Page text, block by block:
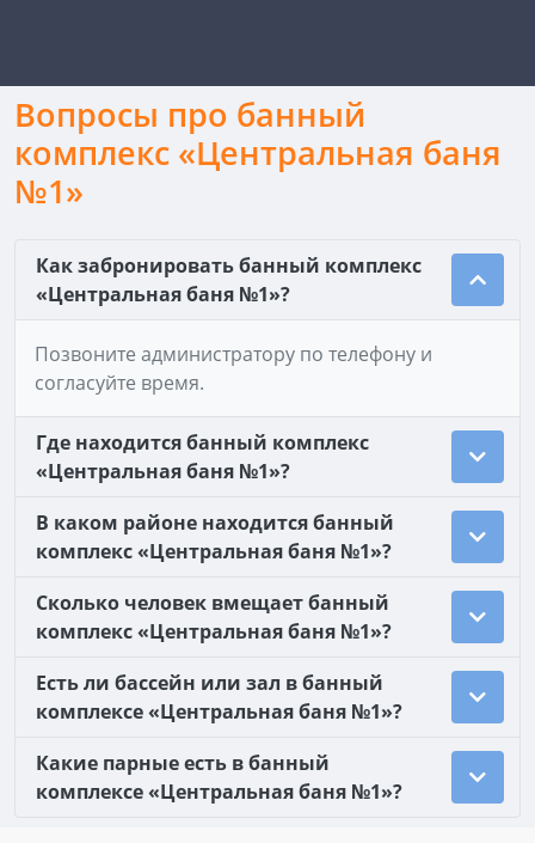
Вопросы про банный
комплекс «Центральная баня
№1»
Как забронировать банный комплекс
«Центральная баня №1»?
Позвоните администратору по телефону и
согласуйте время.
Где находится банный комплекс
«Центральная баня №1»?
В каком районе находится банный
комплекс «Центральная баня №1»?
Сколько человек вмещает банный
комплекс «Центральная баня №1»?
Есть ли бассейн или зал в банный
комплексе «Центральная баня №1»?
Какие парные есть в банный
комплексе «Центральная баня №1»?